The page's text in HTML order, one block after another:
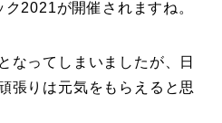
2021が開催されますね。
なってしまいましたが、日
張りは元気をもらえると思